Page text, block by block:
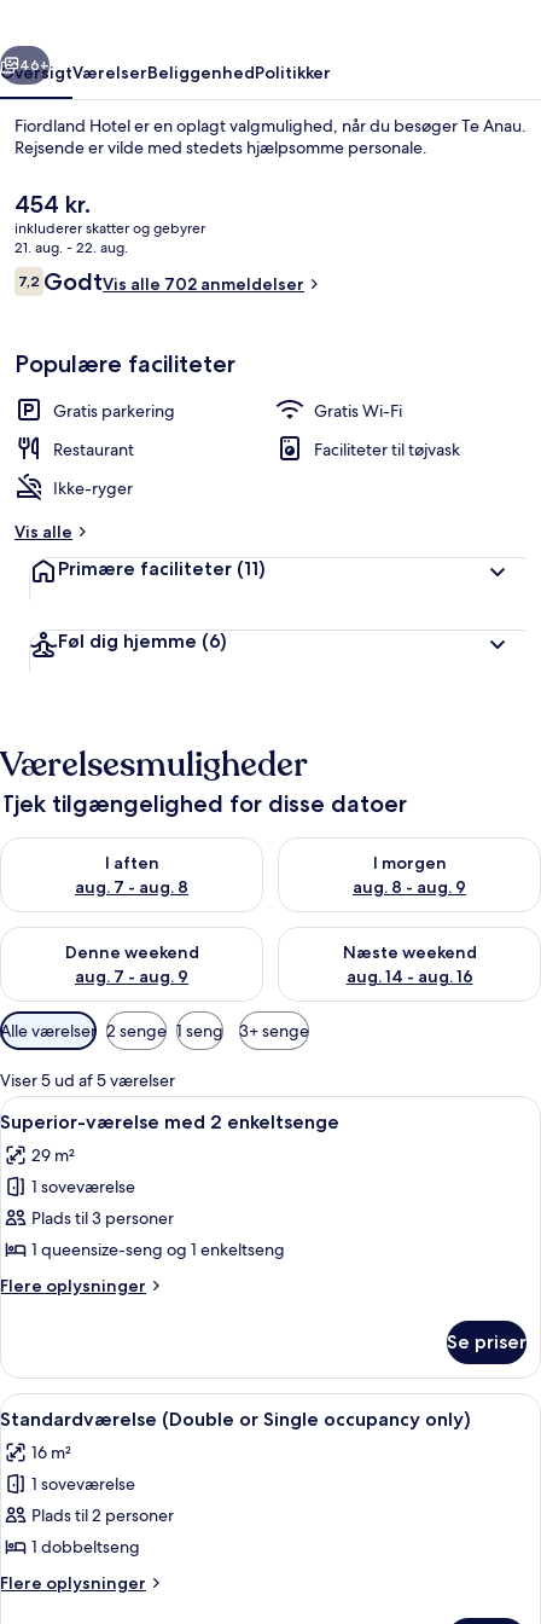
Næste
46+
OversigtVærelserBeliggenhedPolitikker
Fiordland Hotel er en oplagt valgmulighed, når du besøger Te Anau.
Rejsende er vilde med stedets hjælpsomme personale.
Den
nuværende
pris
er
454 kr.
454 kr.
inkluderer skatter og gebyrer
21. aug. - 22. aug.
Anmeldelser
7,27,2 ud af 10.
GodtVis alle 702 anmeldelser
Populære faciliteter
Gratis parkering
Gratis Wi-Fi
Restaurant
Faciliteter til tøjvask
Ikke-ryger
Vis alle
Primære faciliteter (11)
Føl dig hjemme (6)
Værelsesmuligheder
Tjek tilgængelighed for disse datoer
I aften
aug. 7 - aug. 8
Tjek tilgængelighed for i aften aug. 7 - aug. 8
I morgen
aug. 8 - aug. 9
Tjek tilgængelighed for i
Denne weekend
aug. 7 - aug. 9
Tjek tilgængelighed for denne weekend aug. 7 - aug. 9
Næste weekend
aug. 14 - aug. 16
Tjek tilgængelighed for næste
Tilgængelige
filtre
for
værelser
Alle værelser 2 senge 1 seng 3+ senge
Viser 5 ud af 5 værelser
Indlæs
alle
billeder
af
Superior-
værelse
med
2
Et hotelværelse med en stor seng,
7
Superior-værelse med 2 enkeltsenge
29 m²
1 soveværelse
Plads til 3 personer
1 queensize-seng og 1 enkeltseng
Flere oplysninger
Flere
værelse
med
2
Se priser
Indlæs
alle
billeder
af
Standardværelse
(Double
or
Single
Et hotelværelse med et stort vindue,
6
Standardværelse (Double or Single occupancy only)
16 m²
1 soveværelse
Plads til 2 personer
1 dobbeltseng
Flere oplysninger
Flere